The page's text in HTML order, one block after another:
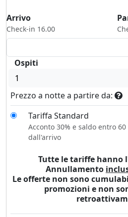
Arrivo
Check-in 16.00
Ospiti
1
Prezzo a notte a partire da:
Tariffa Standard
Acconto 30% e saldo entro 60
dall'arrivo
Tutte le tariffe hanno
Annullamento
Le offerte non sono
promozioni e non